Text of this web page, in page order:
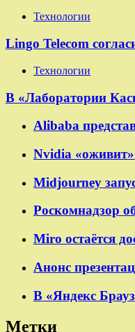
Технологии
Lingo Telecom
Технологии
В «Лаборатории
Alibaba
Nvidia
Midjourney
Роскомнадзор
Miro остаётся
Анонс
В «Яндекс
Метки